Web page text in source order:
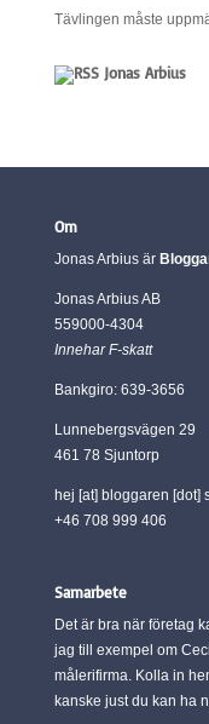
Tävlingen måste
Jonas Arbius
Om
Jonas Arbius är
Jonas Arbius AB
559000-4304
Innehar F-skatt
Bankgiro: 639-3656
Lunnebergsvägen 29
461 78 Sjuntorp
hej [at] bloggaren [dot]
+46 708 999 406
Samarbete
Det är bra när företag
jag till exempel om
målerifirma. Kolla in
kanske just du kan ha